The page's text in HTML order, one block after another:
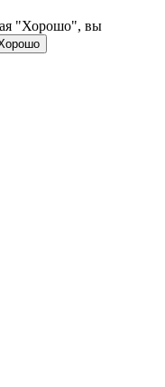
"Хорошо", вы